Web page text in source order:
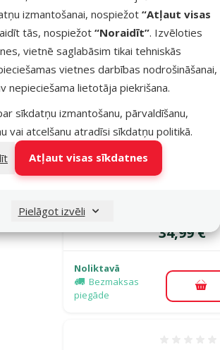
izmantošanai, nospiežot “Atļaut visas
tās, nospiežot “Noraidīt”. Izvēloties
vietnē saglabāsim tikai tehniskās
vietnes darbības nodrošināšanai,
nepieciešama lietotāja piekrišana.
sīkdatņu izmantošanu, pārvaldīšanu,
vai atcelšanu atradīsi sīkdatņu politikā.
Atļaut visas sīkdatnes
Pielāgot izvēli
cm
Cena
34,99 €
Noliktavā
Bezmaksas
piegāde
Akvārija
Cena
34,99 €
Noliktavā
Bezmaksas
piegāde